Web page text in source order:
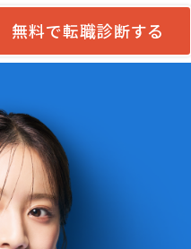
無料で転職診断する